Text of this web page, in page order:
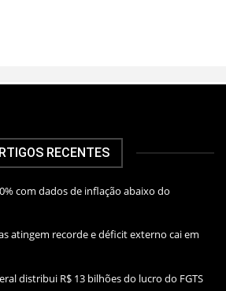
RECENTES
com dados de inflação abaixo do
atingem recorde e déficit externo cai em
distribui R$ 13 bilhões do lucro do FGTS